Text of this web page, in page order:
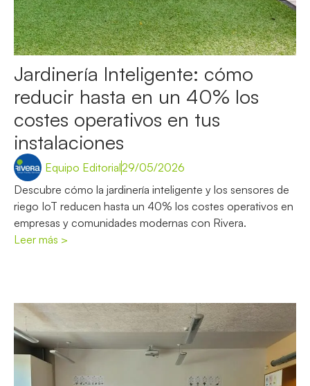
Jardinería Inteligente: cómo
reducir hasta en un 40% los
costes operativos en tus
instalaciones
Equipo Editorial29/05/2026
Descubre cómo la jardinería inteligente y los sensores de
riego IoT reducen hasta un 40% los costes operativos en
empresas y comunidades modernas con Rivera.
Leer más >